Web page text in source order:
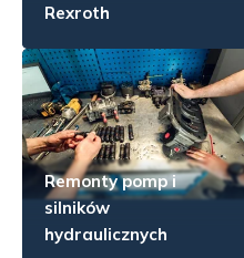
Rexroth
Remonty pomp i
silników
hydraulicznych